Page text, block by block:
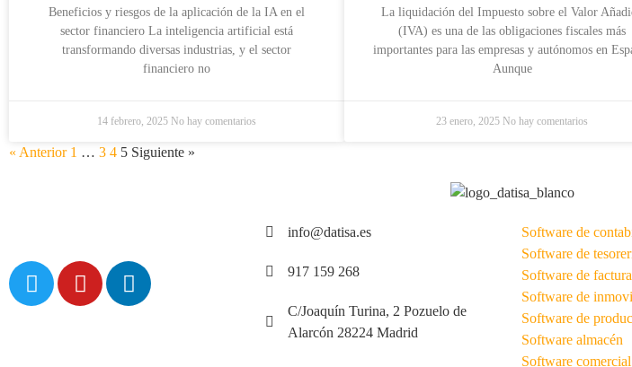
Beneficios y riesgos de la aplicación de la IA en el
sector financiero La inteligencia artificial está
transformando diversas industrias, y el sector
financiero no
14 febrero, 2025 No hay comentarios
La liquidación del Impuesto sobre el Valor
(IVA) es una de las obligaciones fiscales más
importantes para las empresas y autónomos en
Aunque
23 enero, 2025 No hay comentarios
« Anterior 1 … 3 4 5 Siguiente »
info@datisa.es
917 159 268
C/Joaquín Turina, 2 Pozuelo de
Alarcón 28224 Madrid
Software de
Software de
Software de
Software de
Software de
Software almacén
Software comercial